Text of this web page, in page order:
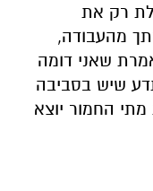
רק את
מהעבודה,
שאני דומה
שיש בסביבה
החמור יוצא